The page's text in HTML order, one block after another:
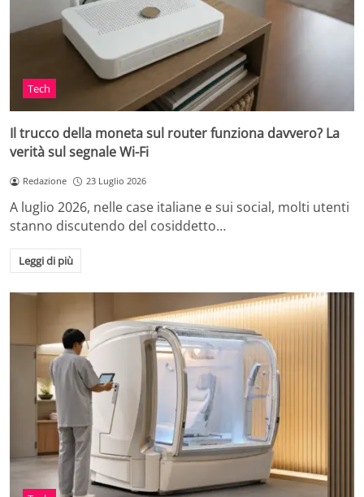
Tech
Il trucco della moneta sul router funziona davvero? La
verità sul segnale Wi-Fi
Redazione 23 Luglio 2026
A luglio 2026, nelle case italiane e sui social, molti utenti
stanno discutendo del cosiddetto…
Leggi di più